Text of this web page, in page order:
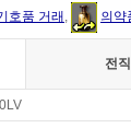
호품 거래 , 의약
전